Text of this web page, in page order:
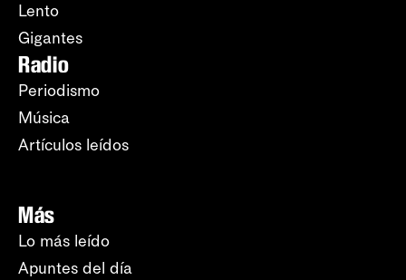
Lento
Gigantes
Radio
Periodismo
Música
Artículos leídos
Más
Lo más leído
Apuntes del día